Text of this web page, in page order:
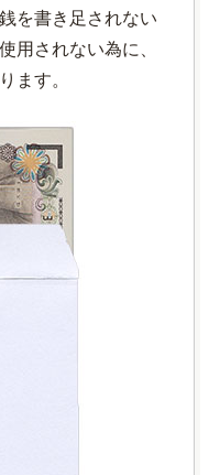
を書き足されない
用されない為に、
ます。